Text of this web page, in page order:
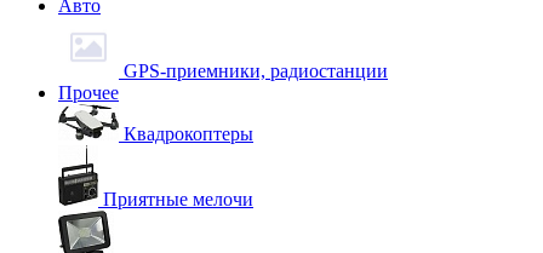
Авто
GPS-приемники, радиостанции
Прочее
Квадрокоптеры
Приятные мелочи